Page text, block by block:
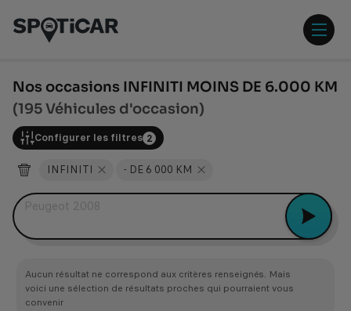
contenu
pied
Nos occasions INFINITI MOINS DE 6.000 KM
(195 Véhicules d'occasion)
Configurer les filtres 2
INFINITI - DE 6 000 KM
Peugeot 2008
Aucun résultat ne correspond aux critères renseignés. Mais
voici une sélection de résultats proches qui pourraient vous
convenir